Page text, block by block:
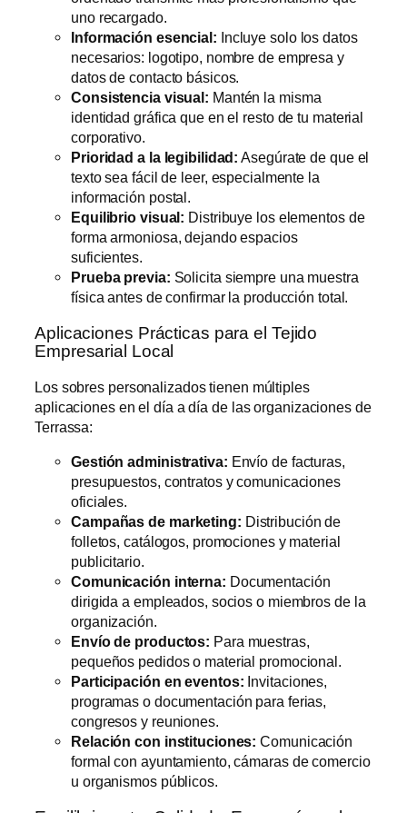
uno recargado.
Información esencial: Incluye solo los datos
necesarios: logotipo, nombre de empresa y
datos de contacto básicos.
Consistencia visual: Mantén la misma
identidad gráfica que en el resto de tu material
corporativo.
Prioridad a la legibilidad: Asegúrate de que el
texto sea fácil de leer, especialmente la
información postal.
Equilibrio visual: Distribuye los elementos de
forma armoniosa, dejando espacios
suficientes.
Prueba previa: Solicita siempre una muestra
física antes de confirmar la producción total.
Aplicaciones Prácticas para el Tejido
Empresarial Local
Los sobres personalizados tienen múltiples
aplicaciones en el día a día de las organizaciones de
Terrassa:
Gestión administrativa: Envío de facturas,
presupuestos, contratos y comunicaciones
oficiales.
Campañas de marketing: Distribución de
folletos, catálogos, promociones y material
publicitario.
Comunicación interna: Documentación
dirigida a empleados, socios o miembros de la
organización.
Envío de productos: Para muestras,
pequeños pedidos o material promocional.
Participación en eventos: Invitaciones,
programas o documentación para ferias,
congresos y reuniones.
Relación con instituciones: Comunicación
formal con ayuntamiento, cámaras de comercio
u organismos públicos.